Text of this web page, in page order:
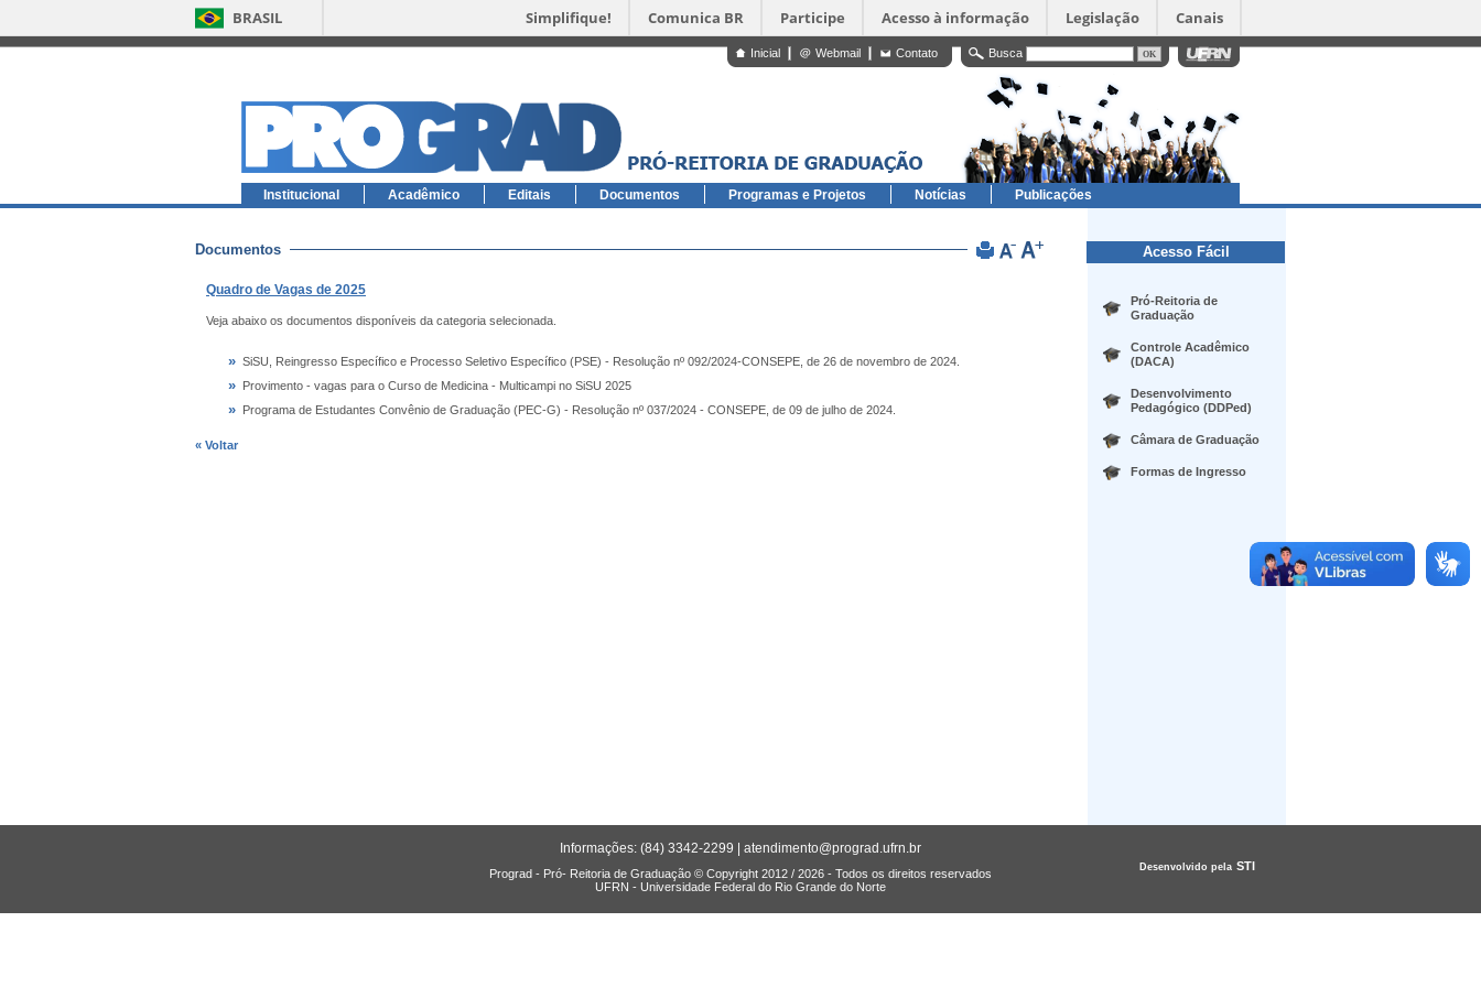
BRASIL Simplifique! Comunica BR Participe Acesso à informação Legislação Canais
Busca
Inicial Webmail Contato
Institucional Acadêmico Editais Documentos Programas e Projetos Notícias Publicações
Documentos
Quadro de Vagas de 2025
Veja abaixo os documentos disponíveis da categoria selecionada.
» SiSU, Reingresso Específico e Processo Seletivo Específico (PSE) - Resolução nº 092/2024-CONSEPE, de 26 de novembro de 2024.
» Provimento - vagas para o Curso de Medicina - Multicampi no SiSU 2025
» Programa de Estudantes Convênio de Graduação (PEC-G) - Resolução nº 037/2024 - CONSEPE, de 09 de julho de 2024.
« Voltar
Acesso Fácil
Pró-Reitoria de
Graduação
Controle Acadêmico
(DACA)
Desenvolvimento
Pedagógico (DDPed)
Câmara de Graduação
Formas de Ingresso
Informações: (84) 3342-2299 | atendimento@prograd.ufrn.br
Prograd - Pró- Reitoria de Graduação © Copyright 2012 / 2026 - Todos os direitos reservados
UFRN - Universidade Federal do Rio Grande do Norte
Desenvolvido pela STI